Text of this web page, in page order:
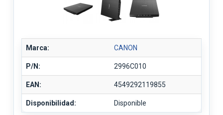
Marca: CANON
P/N: 2996C010
EAN: 4549292119855
Disponibilidad: Disponible